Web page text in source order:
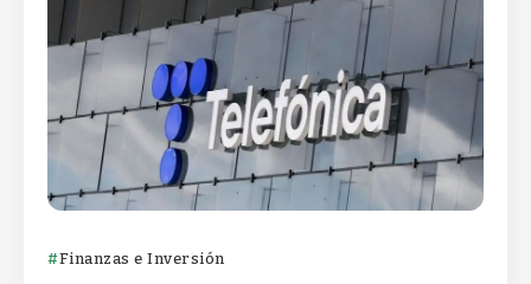
Finanzas e Inversión